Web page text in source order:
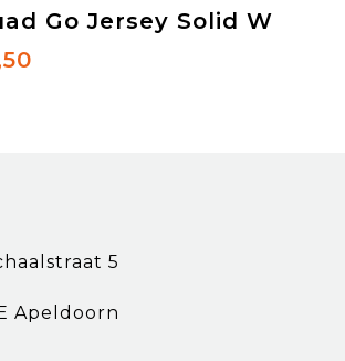
Go Jersey Solid W
5
Apeldoorn